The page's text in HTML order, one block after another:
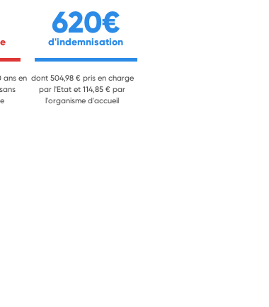
ans en
620€
d'indemnisation
dont 504,98 € pris en charge
par l'Etat et 114,85 € par
l'organisme d'accueil